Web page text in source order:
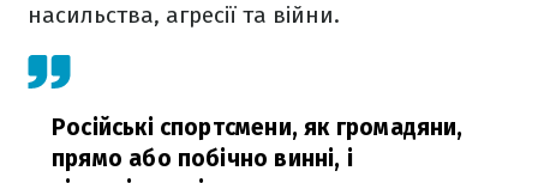
насильства, агресії та війни.
Російські спортсмени, як громадяни,
прямо або побічно винні, і